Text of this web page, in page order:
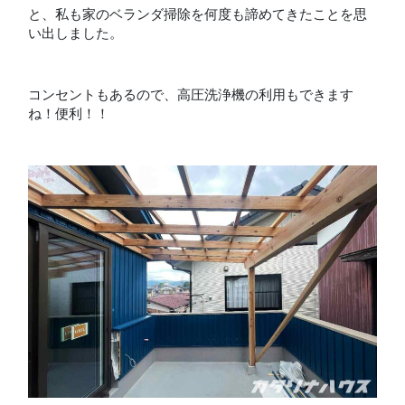
と、私も家のベランダ掃除を何度も諦めてきたことを思
い出しました。
コンセントもあるので、高圧洗浄機の利用もできます
ね！便利！！